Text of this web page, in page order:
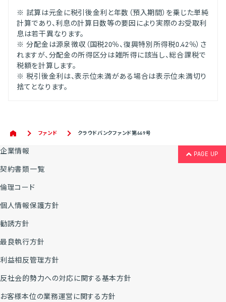
※ 試算は元金に税引後金利と年数（預入期間）を乗じた単純
計算であり、利息の計算日数等の要因により実際のお受取利
息は若干異なります。
※ 分配金は源泉徴収（国税20％、復興特別所得税0.42％）さ
れますが、分配金の所得区分は雑所得に該当し、総合課税で
税額を計算します。
※ 税引後金利は、表示位未満がある場合は表示位未満切り
捨てとなります。
ファンド クラウドバンクファンド第669号
PAGE UP
企業情報
契約書類一覧
倫理コード
個人情報保護方針
勧誘方針
最良執行方針
利益相反管理方針
反社会的勢力への対応に関する基本方針
お客様本位の業務運営に関する方針